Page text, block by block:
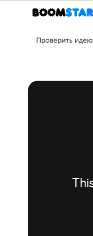
Проверить идею